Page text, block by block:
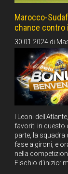
Marocco-
chance contro
30.01.2024 di
I Leoni
favoriti in questo
parte, la
fase a gironi, e
nella
Fischio d’inizio: